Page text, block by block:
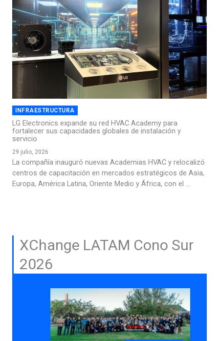
INFRAESTRUCTURA
LG Electronics expande su red HVAC Academy para
fortalecer sus capacidades globales de instalación y
servicio
29 julio, 2026
La compañía inauguró nuevas Academias HVAC y relocalizó
centros de capacitación en mercados estratégicos de Asia,
Europa, América Latina, Oriente Medio y África, con el ...
XChange LATAM Cono Sur
2026